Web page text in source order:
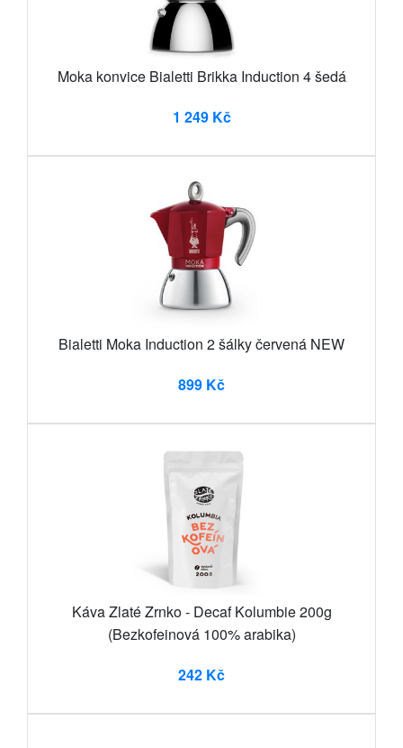
Moka konvice Bialetti Brikka Induction 4 šedá
1 249 Kč
Bialetti Moka Induction 2 šálky červená NEW
899 Kč
Káva Zlaté Zrnko - Decaf Kolumbie 200g
(Bezkofeinová 100% arabika)
242 Kč